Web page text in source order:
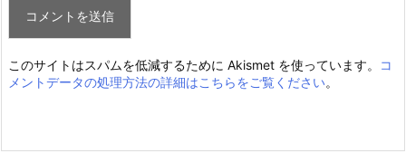
このサイトはスパムを低減するために Akismet を使っています。
コ
メントデータの処理方法の詳細はこちらをご覧ください。